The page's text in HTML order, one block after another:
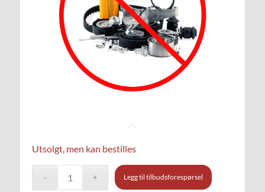
Utsolgt, men kan bestilles
Legg til tilbudsforespørsel